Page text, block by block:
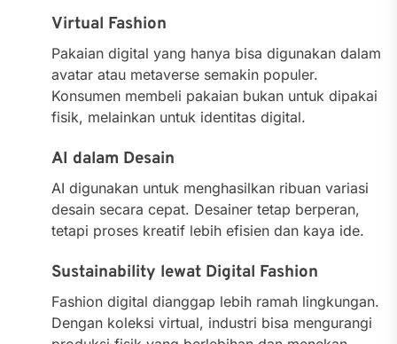
Virtual Fashion
Pakaian digital yang hanya bisa digunakan dalam
avatar atau metaverse semakin populer.
Konsumen membeli pakaian bukan untuk dipakai
fisik, melainkan untuk identitas digital.
AI dalam Desain
AI digunakan untuk menghasilkan ribuan variasi
desain secara cepat. Desainer tetap berperan,
tetapi proses kreatif lebih efisien dan kaya ide.
Sustainability lewat Digital Fashion
Fashion digital dianggap lebih ramah lingkungan.
Dengan koleksi virtual, industri bisa mengurangi